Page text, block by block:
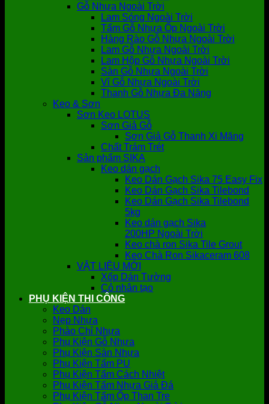
Gỗ Nhựa Ngoài Trời
Lam Sóng Ngoài Trời
Tấm Gỗ Nhựa Ốp Ngoài Trời
Hàng Rào Gỗ Nhựa Ngoài Trời
Lam Gỗ Nhựa Ngoài Trời
Lam Hộp Gỗ Nhựa Ngoài Trời
Sàn Gỗ Nhựa Ngoài Trời
Vỉ Gỗ Nhựa Ngoài Trời
Thanh Gỗ Nhựa Đa Năng
Keo & Sơn
Sơn Keo LOTUS
Sơn Giả Gỗ
Sơn Giả Gỗ Thanh Xi Măng
Chất Trám Trét
Sản phẩm SIKA
Keo dán gạch
Keo Dán Gạch Sika 75 Easy Fix
Keo Dán Gạch Sika Tilebond
Keo Dán Gạch Sika Tilebond
5kg
Keo dán gạch Sika
200HP Ngoài Trời
Keo chà ron Sika Tile Grout
Keo Chà Ron Sikaceram 608
VẬT LIỆU MỚI
Xốp Dán Tường
Cỏ nhân tạo
PHỤ KIỆN THI CÔNG
Keo Dán
Nẹp Nhựa
Phào Chỉ Nhựa
Phụ Kiện Gỗ Nhựa
Phụ Kiện Sàn Nhựa
Phụ Kiện Tấm PU
Phụ Kiện Tấm Cách Nhiệt
Phụ Kiện Tấm Nhựa Giả Đá
Phụ Kiện Tấm Ốp Than Tre